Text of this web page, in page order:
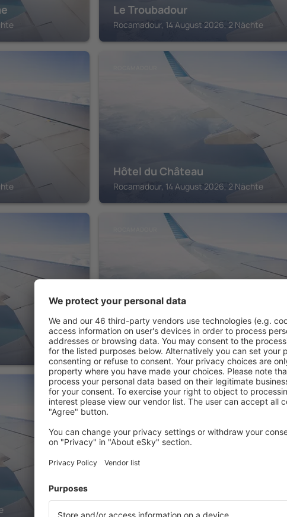
Le Troubadour
Rocamadour, 14 August 2026, 2 Nächte
Hôtel du Château
Rocamadour, 14 August 2026, 2 Nächte
Hotel du Lion D'Or
Rocamadour, 14 August 2026, 2 Nächte
SOUILLAC
Souillac, 14 August 2026, 2 Nächte